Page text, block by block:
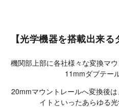
【光学機器を搭載出来
機関部上部に各社様々な変換マ
11mmダブテー
20mmマウントレールへ変換後
イトといったあらゆる